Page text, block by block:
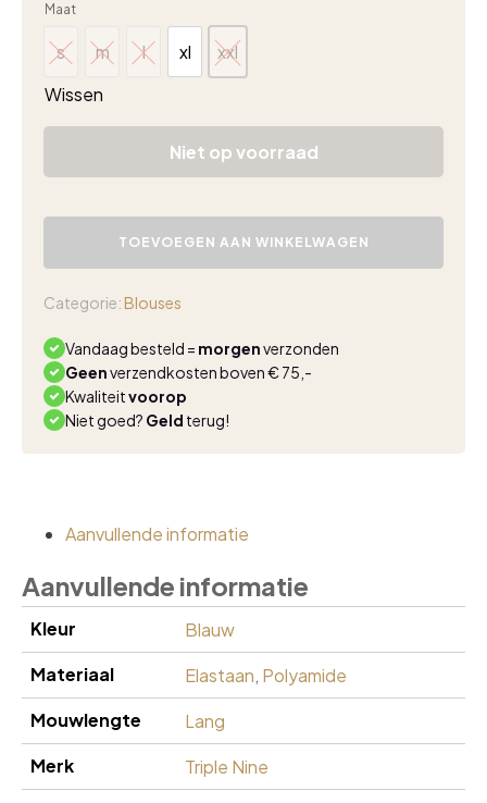
Maat
s
s
m
m
l
l
xl
xl
xxl
xxl
Wissen
Niet op voorraad
Triple
5919
lichtblauw
aantal
TOEVOEGEN AAN WINKELWAGEN
Categorie: Blouses
Vandaag besteld = morgenverzonden
Geenverzendkosten boven € 75,-
Kwaliteitvoorop
Niet goed? Geld terug!
Aanvullende informatie
Aanvullende informatie
Kleur
Blauw
Materiaal
Elastaan, Polyamide
Mouwlengte
Lang
Merk
Triple Nine